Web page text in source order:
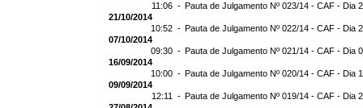
11:06 - Pauta de Julgamento Nº 023/14 - CAF - Dia
21/10/2014
10:52 - Pauta de Julgamento Nº 022/14 - CAF - Dia
07/10/2014
09:30 - Pauta de Julgamento Nº 021/14 - CAF - Dia
16/09/2014
10:00 - Pauta de Julgamento Nº 020/14 - CAF - Dia
09/09/2014
12:11 - Pauta de Julgamento Nº 019/14 - CAF - Dia